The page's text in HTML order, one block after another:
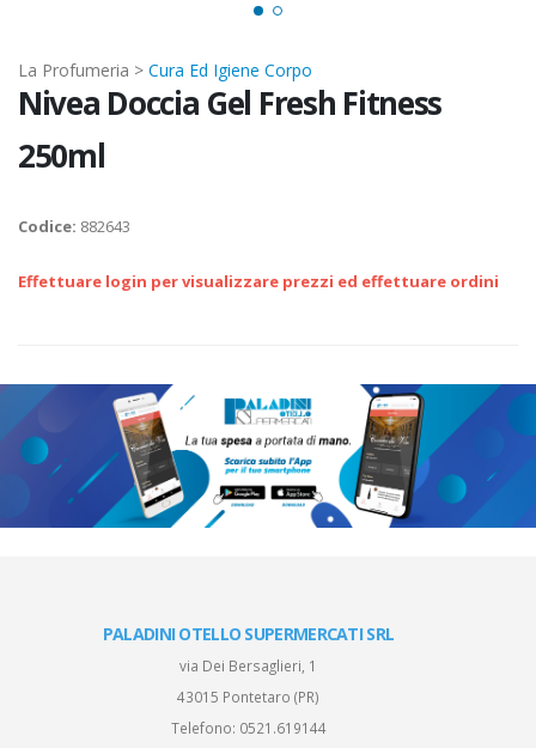
La Profumeria > Cura Ed Igiene Corpo
Nivea Doccia Gel Fresh Fitness
250ml
Codice: 882643
Effettuare login per visualizzare prezzi ed effettuare ordini
PALADINI OTELLO SUPERMERCATI SRL
via Dei Bersaglieri, 1
43015 Pontetaro (PR)
Telefono: 0521.619144